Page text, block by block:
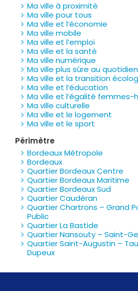
Ma ville à proximité
Ma ville pour tous
Ma ville et l’économie
Ma ville mobile
Ma ville et l’emploi
Ma ville et la santé
Ma ville numérique
Ma ville plus sûre au quotidien
Ma ville et la transition
Ma ville et l’éducation
Ma ville et l’égalité femmes-
Ma ville culturelle
Ma ville et le logement
Ma ville et le sport
Périmètre
Bordeaux Métropole
Bordeaux
Quartier Bordeaux Centre
Quartier Bordeaux Maritime
Quartier Bordeaux Sud
Quartier Caudéran
Quartier Chartrons – Grand
Public
Quartier La Bastide
Quartier Nansouty – Saint-
Quartier Saint-Augustin –
Dupeux